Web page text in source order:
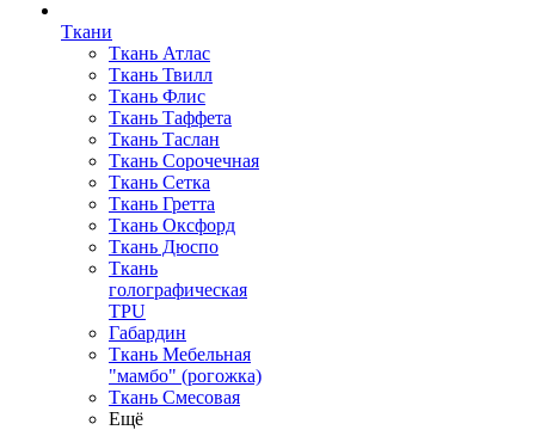
Ткани
Ткань Атлас
Ткань Твилл
Ткань Флис
Ткань Таффета
Ткань Таслан
Ткань Сорочечная
Ткань Сетка
Ткань Гретта
Ткань Оксфорд
Ткань Дюспо
Ткань
голографическая
TPU
Габардин
Ткань Мебельная
"мамбо" (рогожка)
Ткань Смесовая
Ещё